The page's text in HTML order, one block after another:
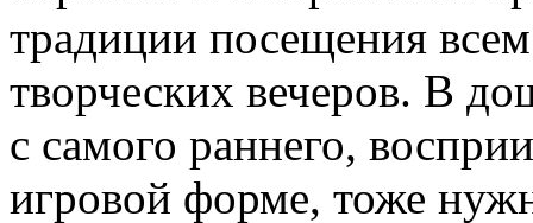
традиции посещения
творческих вечеров. В
с самого раннего,
игровой форме, тоже